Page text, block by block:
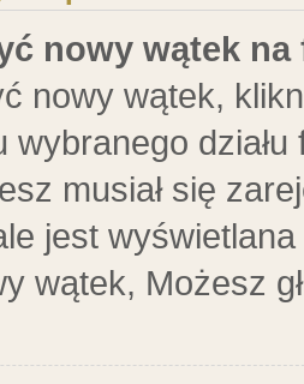
nowy wątek na
nowy wątek,
wybranego
musiał się
jest
wątek, Możesz